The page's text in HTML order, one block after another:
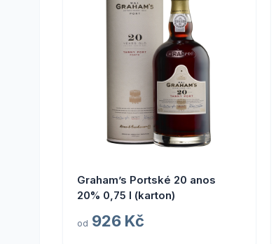
Graham’s Portské 20 anos
20% 0,75 l (karton)
od 926 Kč